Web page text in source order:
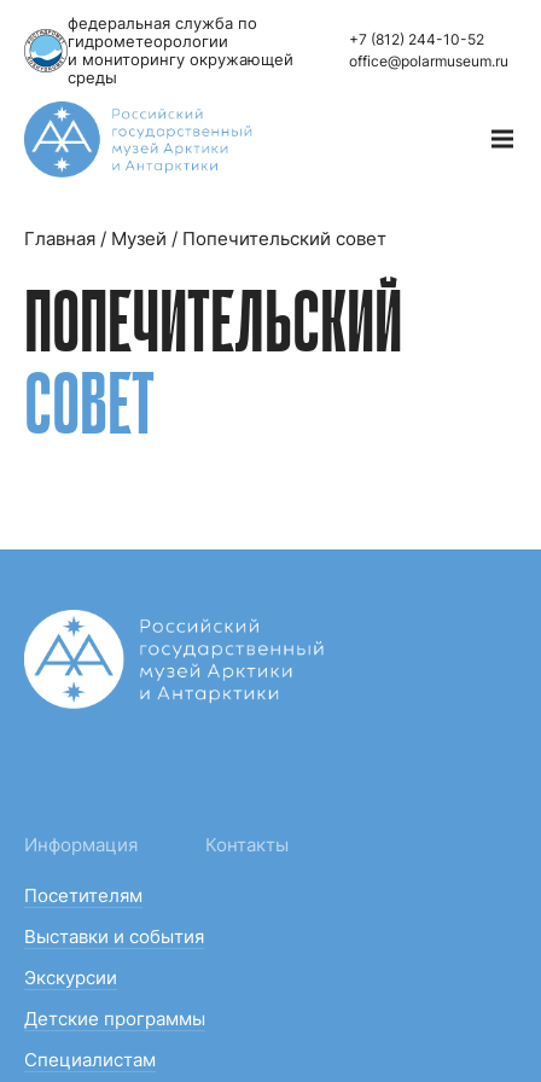
федеральная служба по
гидрометеорологии
и мониторингу окружающей
среды
+7 (812) 244-10-52
office@polarmuseum.ru
Главная / Музей / Попечительский совет
ПОПЕЧИТЕЛЬСКИЙ
СОВЕТ
Информация
Посетителям
Выставки и события
Экскурсии
Детские программы
Специалистам
Контакты